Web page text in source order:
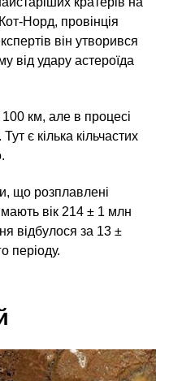
Норд, провінція
він утворився
від удару астероїда
км, але в процесі
є кілька кільчастих
що розплавлені
мають вік 214 ± 1 млн
відбулося за 13 ±
періоду.